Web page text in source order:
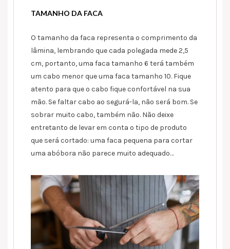
TAMANHO DA FACA
O tamanho da faca representa o comprimento da
lâmina, lembrando que cada polegada mede 2,5
cm, portanto, uma faca tamanho 6 terá também
um cabo menor que uma faca tamanho 10. Fique
atento para que o cabo fique confortável na sua
mão. Se faltar cabo ao segurá-la, não será bom. Se
sobrar muito cabo, também não. Não deixe
entretanto de levar em conta o tipo de produto
que será cortado: uma faca pequena para cortar
uma abóbora não parece muito adequado…